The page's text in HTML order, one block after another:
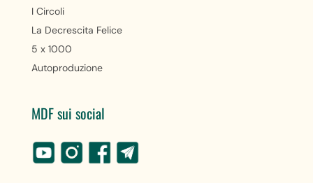
I Circoli
La Decrescita Felice
5 x 1000
Autoproduzione
MDF sui social